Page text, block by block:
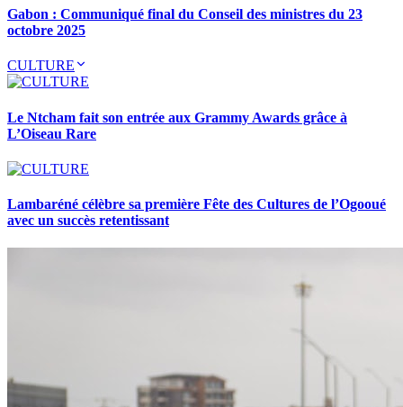
Gabon : Communiqué final du Conseil des ministres du 23
octobre 2025
CULTURE
Le Ntcham fait son entrée aux Grammy Awards grâce à
L’Oiseau Rare
Lambaréné célèbre sa première Fête des Cultures de l’Ogooué
avec un succès retentissant